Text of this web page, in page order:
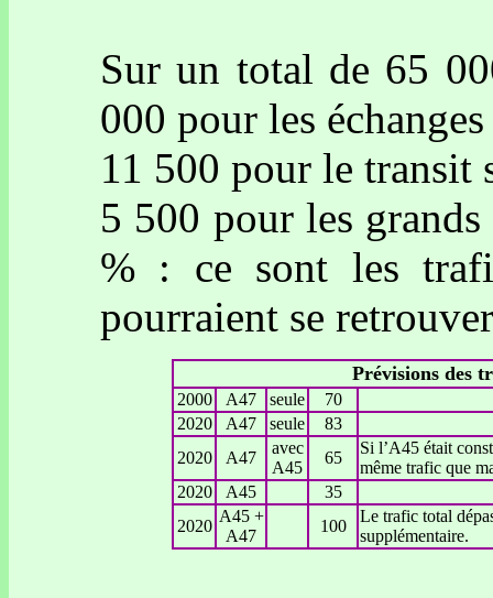
Sur un total de 65
000 pour les
11 500 pour le transit
5 500 pour les
% : ce sont les
pourraient se
Prévisions des
2000 A47 seule
70
2020
A47 seule
83
2020
A47
avec
A45
65
Si l’A45 était
même trafic que
2020
A45
35
2020
A45 +
A47
100
Le trafic total
supplémentaire.